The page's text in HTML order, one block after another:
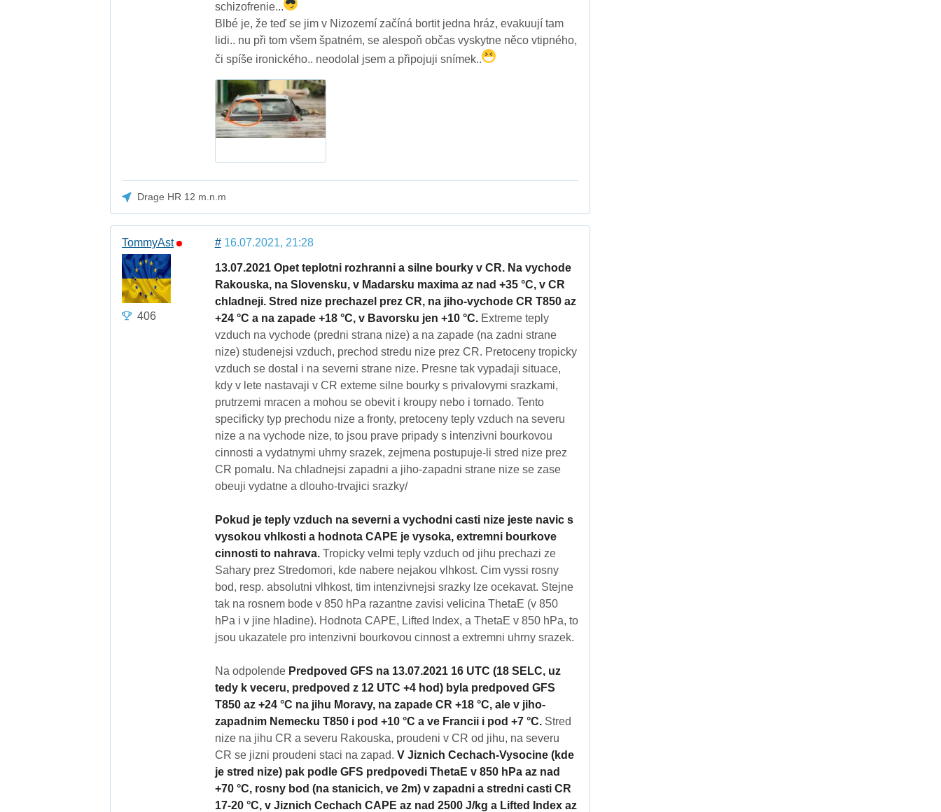
schizofrenie...
Blbé je, že teď se jim v Nizozemí začíná bortit jedna hráz, evakuují tam
lidi.. nu při tom všem špatném, se alespoň občas vyskytne něco vtipného,
či spíše ironického.. neodolal jsem a připojuji snímek..
Drage HR 12 m.n.m
TommyAst
406
#16.07.2021, 21:28
13.07.2021 Opet teplotni rozhranni a silne bourky v CR. Na vychode
Rakouska, na Slovensku, v Madarsku maxima az nad +35 °C, v CR
chladneji. Stred nize prechazel prez CR, na jiho-vychode CR T850 az
+24 °C a na zapade +18 °C, v Bavorsku jen +10 °C.Extreme teply
vzduch na vychode (predni strana nize) a na zapade (na zadni strane
nize) studenejsi vzduch, prechod stredu nize prez CR. Pretoceny tropicky
vzduch se dostal i na severni strane nize. Presne tak vypadaji situace,
kdy v lete nastavaji v CR exteme silne bourky s privalovymi srazkami,
prutrzemi mracen a mohou se obevit i kroupy nebo i tornado. Tento
specificky typ prechodu nize a fronty, pretoceny teply vzduch na severu
nize a na vychode nize, to jsou prave pripady s intenzivni bourkovou
cinnosti a vydatnymi uhrny srazek, zejmena postupuje-li stred nize prez
CR pomalu. Na chladnejsi zapadni a jiho-zapadni strane nize se zase
obeuji vydatne a dlouho-trvajici srazky/
Pokud je teply vzduch na severni a vychodni casti nize jeste navic s
vysokou vhlkosti a hodnota CAPE je vysoka, extremni bourkove
cinnosti to nahrava.Tropicky velmi teply vzduch od jihu prechazi ze
Sahary prez Stredomori, kde nabere nejakou vlhkost. Cim vyssi rosny
bod, resp. absolutni vlhkost, tim intenzivnejsi srazky lze ocekavat. Stejne
tak na rosnem bode v 850 hPa razantne zavisi velicina ThetaE (v 850
hPa i v jine hladine). Hodnota CAPE, Lifted Index, a ThetaE v 850 hPa, to
jsou ukazatele pro intenzivni bourkovou cinnost a extremni uhrny srazek.
Na odpolende Predpoved GFS na 13.07.2021 16 UTC (18 SELC, uz
tedy k veceru, predpoved z 12 UTC +4 hod) byla predpoved GFS
T850 az +24 °C na jihu Moravy, na zapade CR +18 °C, ale v jiho-
zapadnim Nemecku T850 i pod +10 °C a ve Francii i pod +7 °C.Stred
nize na jihu CR a severu Rakouska, proudeni v CR od jihu, na severu
CR se jizni proudeni staci na zapad. V Jiznich Cechach-Vysocine (kde
je stred nize) pak podle GFS predpovedi ThetaE v 850 hPa az nad
+70 °C, rosny bod (na stanicich, ve 2m) v zapadni a stredni casti CR
17-20 °C, v Jiznich Cechach CAPE az nad 2500 J/kg a Lifted Index az